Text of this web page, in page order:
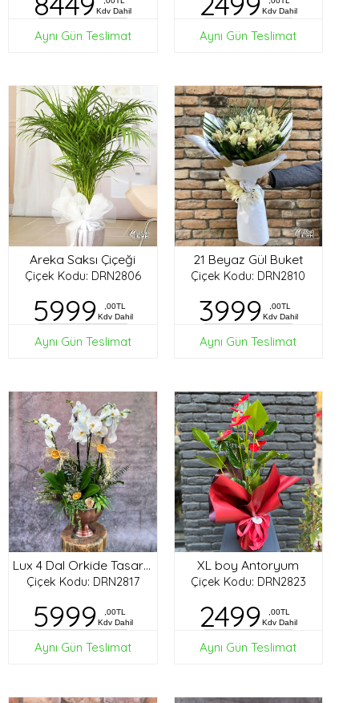
Kdv Dahil
Aynı Gün Teslimat
Kdv Dahil
Aynı Gün Teslimat
Areka Saksı Çiçeği
Çiçek Kodu: DRN2806
5999
,00TL
Kdv Dahil
Aynı Gün Teslimat
21 Beyaz Gül Buket
Çiçek Kodu: DRN2810
3999
,00TL
Kdv Dahil
Aynı Gün Teslimat
Lux 4 Dal Orkide Tasarım
Çiçek Kodu: DRN2817
5999
,00TL
Kdv Dahil
Aynı Gün Teslimat
XL boy Antoryum
Çiçek Kodu: DRN2823
2499
,00TL
Kdv Dahil
Aynı Gün Teslimat